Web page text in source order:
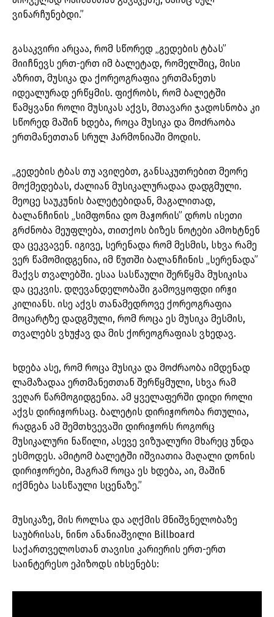
ვინარჩუნებდი.”
გასაკვირი არცაა, რომ სწორედ „გედების ტბას”
მიიჩნევს ერთ-ერთ იმ ბალეტად, რომელშიც, მისი
აზრით, მუსიკა და ქორეოგრაფია ერთმანეთს
იდეალურად ერწყმის. ფიქრობს, რომ ბალეტში
წამყვანი როლი მუსიკას აქვს, მთავარი ჯადოსნობა კი
სწორედ მაშინ ხდება, როცა მუსიკა და მოძრაობა
ერთმანეთთან სრულ ჰარმონიაში მოდის.
„გედების ტბას თუ ავიღებთ, განსაკუთრებით მეორე
მოქმედებას, ძალიან მუსიკალურადაა დადგმული.
მეოცე საუკუნის ბალეტებიდან, მაგალითად,
ბალანჩინის „სიმფონია დო მაჟორის” დროს ისეთი
გრძნობა მეუფლება, თითქოს ბიზეს ნოტები ამოხტნენ
და ცეკვავენ. იგივე, სერენადა რომ მესმის, სხვა რამე
ვერ წამომიდგენია, იმ წუთში ბალანჩინის „სერენადა”
მაქვს თვალებში. ესაა სასწაული შერწყმა მუსიკისა
და ცეკვის. დღევანდელობაში გამოვყოფდი ირჟი
კილიანს. ისე აქვს თანამედროვე ქორეოგრაფია
მოცარტზე დადგმული, რომ როცა ეს მუსიკა მესმის,
თვალებს ვხუჭავ და მის ქორეოგრაფიას ვხედავ.
ხდება ასე, რომ როცა მუსიკა და მოძრაობა იმდენად
ლამაზადაა ერთმანეთთან შერწყმული, სხვა რამ
ვეღარ წარმოგიდგენია. ამ ყველაფერში დიდი როლი
აქვს დირიჟორსაც. ბალეტის დირიჟორობა რთულია,
რადგან ამ შემთხვევაში დირიჟორს როგორც
მუსიკალური ნაწილი, ასევე ვიზუალური მხარეც უნდა
ესმოდეს. ამიტომ ბალეტში იშვიათია მაღალი დონის
დირიჟორები, მაგრამ როცა ეს ხდება, აი, მაშინ
იქმნება სასწაული სცენაზე.”
მუსიკაზე, მის როლსა და აღქმის მნიშვნელობაზე
საუბრისას, ნინო ანანიაშვილი Billboard
საქართველოსთან თავისი კარიერის ერთ-ერთ
საინტერესო ეპიზოდს იხსენებს: